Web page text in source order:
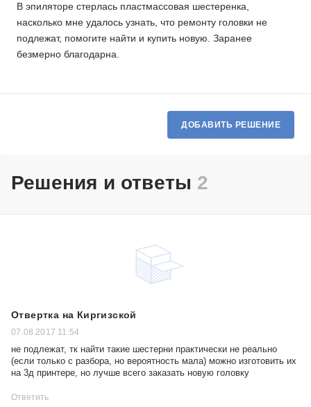
В эпиляторе стерлась пластмассовая шестеренка,
насколько мне удалось узнать, что ремонту головки не
подлежат, помогите найти и купить новую. Заранее
безмерно благодарна.
ДОБАВИТЬ РЕШЕНИЕ
Решения и ответы 2
Отвертка на Киргизской
07.08.2017 11:54
не подлежат, тк найти такие шестерни практически не реально
(если только с разбора, но вероятность мала) можно изготовить их
на 3д принтере, но лучше всего заказать новую головку
Ответить